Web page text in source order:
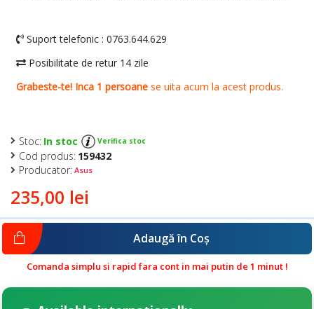
235,00 lei
Stoc: In stoc Verifica stoc
Cod produs: 159432
Producator: Asus
Adaugă în Coş
Comanda simplu si rapid fara cont in mai putin de 1 minut !